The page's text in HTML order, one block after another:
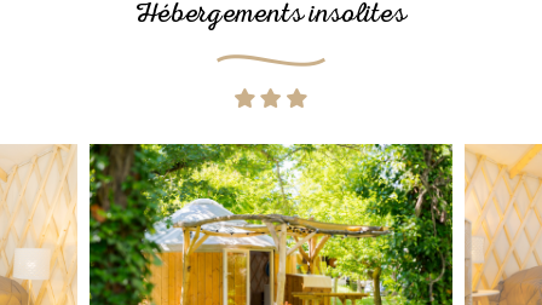
Hébergements insolites